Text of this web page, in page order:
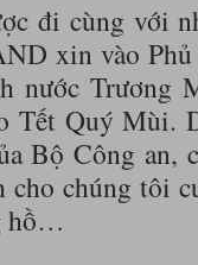
đi cùng với
xin vào
nước Trương
Tết Quý Mùi.
Bộ Công an,
cho chúng tôi
hồ…